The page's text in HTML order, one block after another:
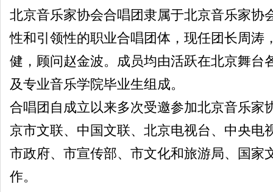
北京音乐家协会合唱团隶属于北京音乐家协
性和引领性的职业合唱团体，现任团长周涛
健，顾问赵金波。成员均由活跃在北京舞台
及专业音乐学院毕业生组成。
合唱团自成立以来多次受邀参加北京音乐家
京市文联、中国文联、北京电视台、中央电
市政府、市宣传部、市文化和旅游局、国家
作。